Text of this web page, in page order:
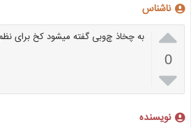
ناشناس

0

به چخاذ چ‌وبی گفته میشود کخ برای
نویسنده